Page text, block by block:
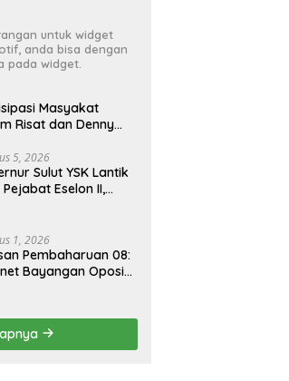
untuk widget
anda bisa dengan
pada widget.
Masyakat
Risat dan Denny
5, 2026
Sulut YSK Lantik
Eselon II,
1, 2026
Pembaharuan 08:
Bayangan Oposisi
Cita Prabowo-Gibran